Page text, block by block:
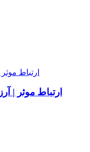
ارتباط موثر |